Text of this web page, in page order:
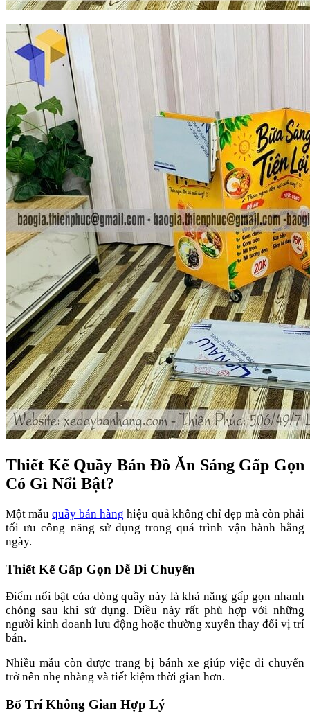
Thiết Kế Quầy Bán Đồ Ăn Sáng Gấp Gọn
Có Gì Nổi Bật?
Một mẫuquầy bán hàng hiệu quả không chỉ đẹp mà còn phải
tối ưu công năng sử dụng trong quá trình vận hành hằng
ngày.
Thiết Kế Gấp Gọn Dễ Di Chuyển
Điểm nổi bật của dòng quầy này là khả năng gấp gọn nhanh
chóng sau khi sử dụng. Điều này rất phù hợp với những
người kinh doanh lưu động hoặc thường xuyên thay đổi vị trí
bán.
Nhiều mẫu còn được trang bị bánh xe giúp việc di chuyển
trở nên nhẹ nhàng và tiết kiệm thời gian hơn.
Bố Trí Không Gian Hợp Lý